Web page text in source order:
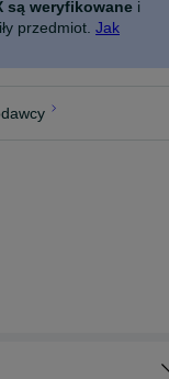
są weryfikowane i
przedmiot. Jak